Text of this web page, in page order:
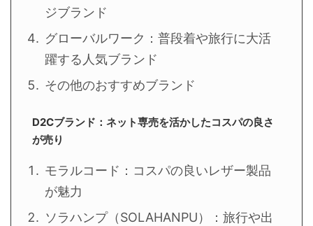
ジブランド
グローバルワーク：普段着や旅行に大活
躍する人気ブランド
その他のおすすめブランド
D2Cブランド：ネット専売を活かしたコスパの良さ
が売り
モラルコード：コスパの良いレザー製品
が魅力
ソラハンプ（SOLAHANPU）：旅行や出